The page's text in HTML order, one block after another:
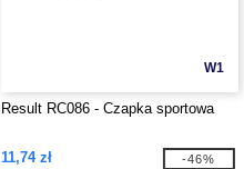
W1
Result RC086 - Czapka sportowa
11,74 zł -46%